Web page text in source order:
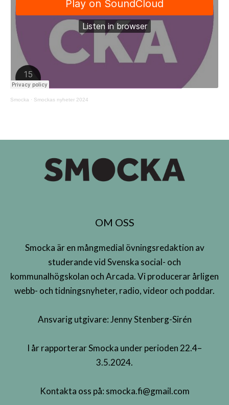
Smocka · Smockas nyheter 2024
OM OSS
Smocka är en mångmedial övningsredaktion av
studerande vid Svenska social- och
kommunalhögskolan och Arcada. Vi producerar årligen
webb- och tidningsnyheter, radio, videor och poddar.
Ansvarig utgivare: Jenny Stenberg-Sirén
I år rapporterar Smocka under perioden 22.4–
3.5.2024.
Kontakta oss på: smocka.fi@gmail.com